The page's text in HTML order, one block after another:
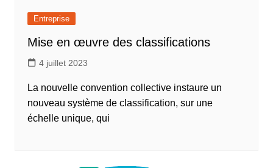
Entreprise
Mise en œuvre des classifications
4 juillet 2023
La nouvelle convention collective instaure un
nouveau système de classification, sur une
échelle unique, qui